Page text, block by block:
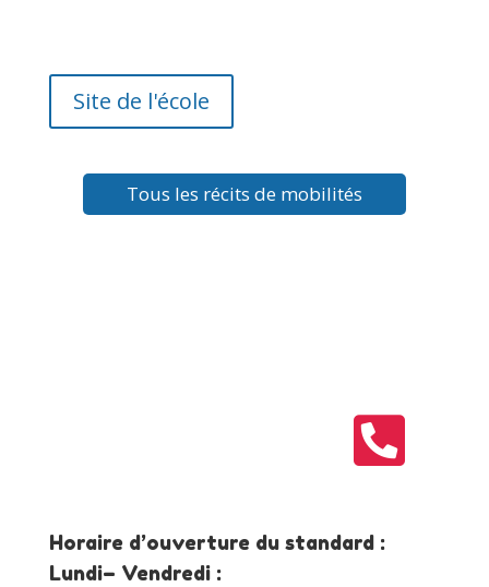
Site de l'école
Tous les récits de mobilités

Horaire d’ouverture du standard :
Lundi– Vendredi :